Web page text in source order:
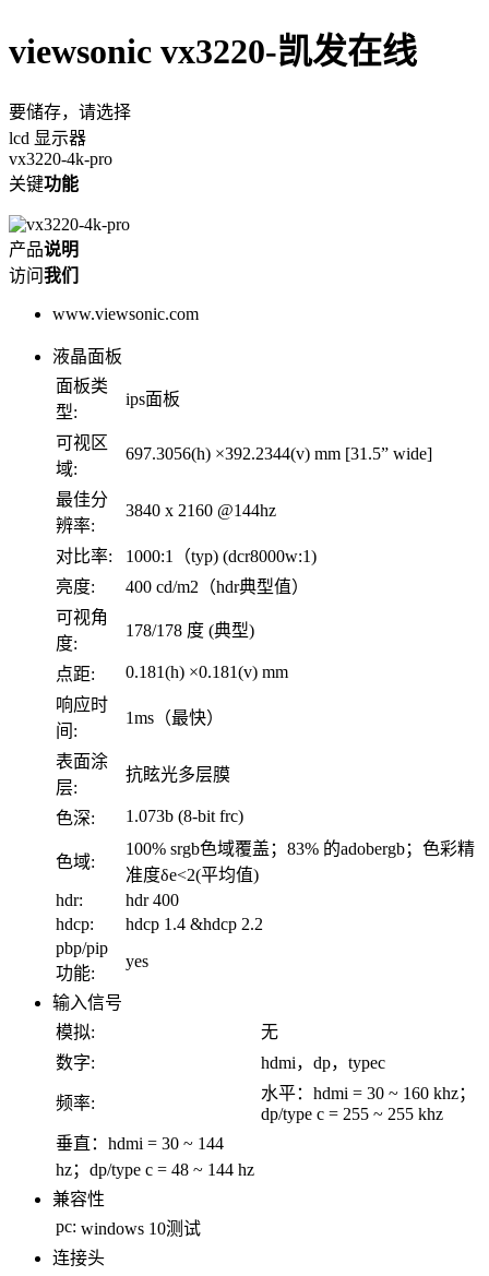
viewsonic vx3220-凯发在线
要储存，请选择
lcd 显示器
vx3220-4k-pro
关键功能
产品说明
访问我们
www.viewsonic.com
液晶面板
面板类
型:
ips面板
可视区
域:
697.3056(h) ×392.2344(v) mm [31.5” wide]
最佳分
辨率:
3840 x 2160 @144hz
对比率:
1000:1（typ) (dcr8000w:1)
亮度:
400 cd/m2（hdr典型值）
可视角
度:
178/178 度 (典型)
点距:
0.181(h) ×0.181(v) mm
响应时
间:
1ms（最快）
表面涂
层:
抗眩光多层膜
色深: 1.073b (8-bit frc)
色域:
100% srgb色域覆盖；83% 的adobergb；色彩精
准度δe<2(平均值)
hdr:
hdr 400
hdcp:
hdcp 1.4 &hdcp 2.2
pbp/pip
功能:
yes
输入信号
模拟:
无
数字:
hdmi，dp，typec
频率:
水平：hdmi = 30 ~ 160 khz；
dp/type c = 255 ~ 255 khz
垂直：hdmi = 30 ~ 144
hz；dp/type c = 48 ~ 144 hz
兼容性
pc: windows 10测试
连接头